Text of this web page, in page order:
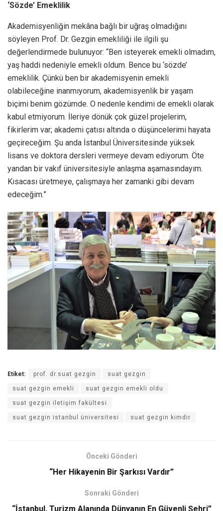
‘Sözde’ Emeklilik
Akademisyenliğin mekâna bağlı bir uğraş olmadığını
söyleyen Prof. Dr. Gezgin emekliliği ile ilgili şu
değerlendirmede bulunuyor: “Ben isteyerek emekli olmadım,
yaş haddi nedeniyle emekli oldum. Bence bu ‘sözde’
emeklilik. Çünkü ben bir akademisyenin emekli
olabileceğine inanmıyorum, akademisyenlik bir yaşam
biçimi benim gözümde. O nedenle kendimi de emekli olarak
kabul etmiyorum. İleriye dönük çok güzel projelerim,
fikirlerim var; akademi çatısı altında o düşüncelerimi hayata
geçireceğim. Şu anda İstanbul Üniversitesinde yüksek
lisans ve doktora dersleri vermeye devam ediyorum. Öte
yandan bir vakıf üniversitesiyle anlaşma aşamasındayım.
Kısacası üretmeye, çalışmaya her zamanki gibi devam
edeceğim.”
Etiket: prof. dr.suat gezgin suat gezgin
suat gezgin emekli suat gezgin emekli oldu
suat gezgin iletişim fakültesi
suat gezgin istanbul üniversitesi suat gezgin kimdir
Önceki Gönderi
“Her Hikayenin Bir Şarkısı Vardır”
Sonraki Gönderi
“İstanbul, Turizm Alanında Dünyanın En Güvenli Şehri”